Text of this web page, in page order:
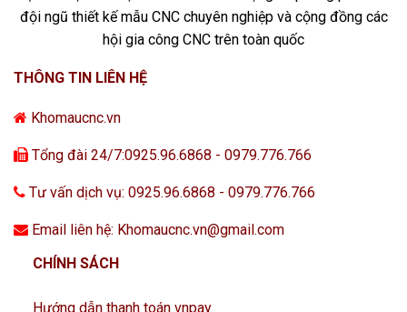
đội ngũ thiết kế mẫu CNC chuyên nghiệp và cộng đồng các
hội gia công CNC trên toàn quốc
THÔNG TIN LIÊN HỆ
Khomaucnc.vn
Tổng đài 24/7:0925.96.6868 - 0979.776.766
Tư vấn dịch vụ: 0925.96.6868 - 0979.776.766
Email liên hệ: Khomaucnc.vn@gmail.com
CHÍNH SÁCH
Hướng dẫn thanh toán vnpay